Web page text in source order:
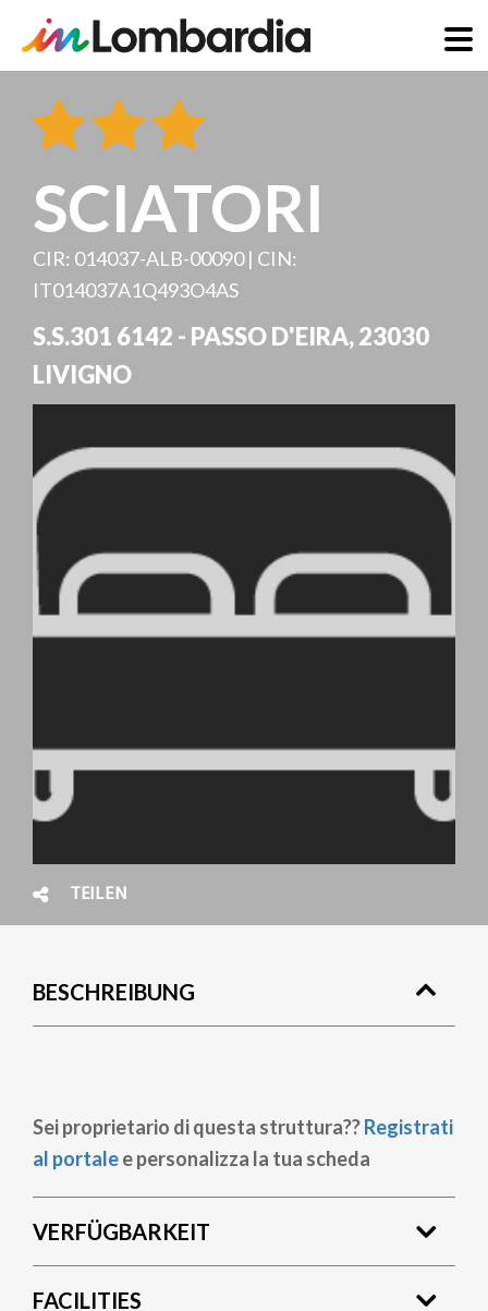
zum
Inhalt
SCIATORI
CIR: 014037-ALB-00090 | CIN:
IT014037A1Q493O4AS
S.S.301 6142 - PASSO D'EIRA,23030
LIVIGNO
TEILEN
BESCHREIBUNG
Sei proprietario di questa struttura??Registrati
al portalee personalizza la tua scheda
VERFÜGBARKEIT
FACILITIES